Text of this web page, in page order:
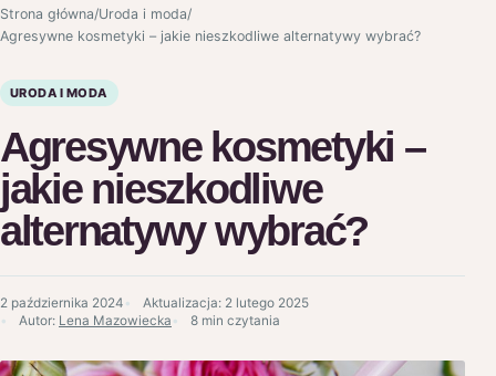
Strona główna/Uroda i moda/
Agresywne kosmetyki – jakie nieszkodliwe alternatywy wybrać?
URODA I MODA
Agresywne kosmetyki –
jakie nieszkodliwe
alternatywy wybrać?
2 października 2024 Aktualizacja: 2 lutego 2025
Autor: Lena Mazowiecka 8 min czytania